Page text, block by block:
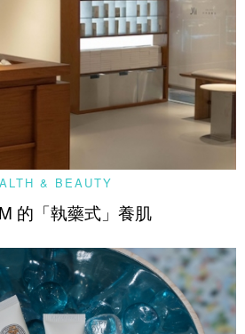
& BEAUTY
的「執藥式」養肌